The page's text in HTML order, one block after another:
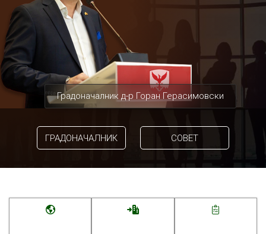
Градоначалник д-р Горан Герасимовски
ГРАДОНАЧАЛНИК СОВЕТ